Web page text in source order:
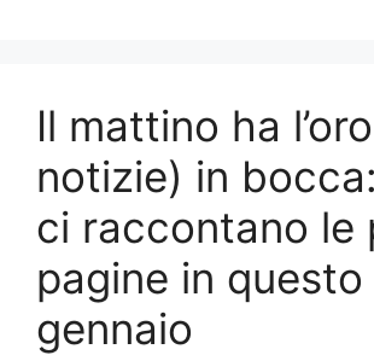
Il mattino ha
notizie) in
ci raccontano le
pagine in questo
gennaio